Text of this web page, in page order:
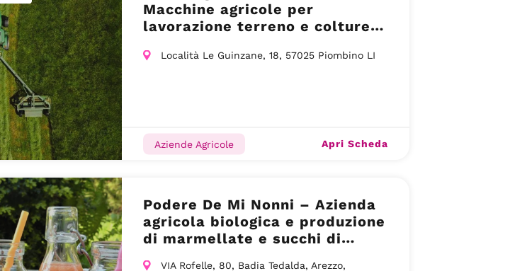
Macchine agricole per
lavorazione terreno e colture a
Località Le Guinzane, 18, 57025 Piombino LI
Aziende Agricole Apri Scheda
Podere De Mi Nonni – Azienda
agricola biologica e produzione
di marmellate e succhi di
VIA Rofelle, 80, Badia Tedalda, Arezzo,